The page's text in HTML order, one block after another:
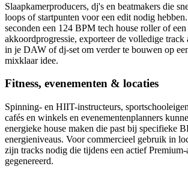
Slaapkamerproducers, dj's en beatmakers die
loops of startpunten voor een edit nodig
seconden een 124 BPM tech house roller of een
akkoordprogressie, exporteer de volledige track
in je DAW of dj-set om verder te bouwen op
mixklaar idee.
Fitness, evenementen & locaties
Spinning- en HIIT-instructeurs,
cafés en winkels en evenementenplanners
energieke house maken die past bij specifieke
energieniveaus. Voor commercieel gebruik in
zijn tracks nodig die tijdens een actief
gegenereerd.